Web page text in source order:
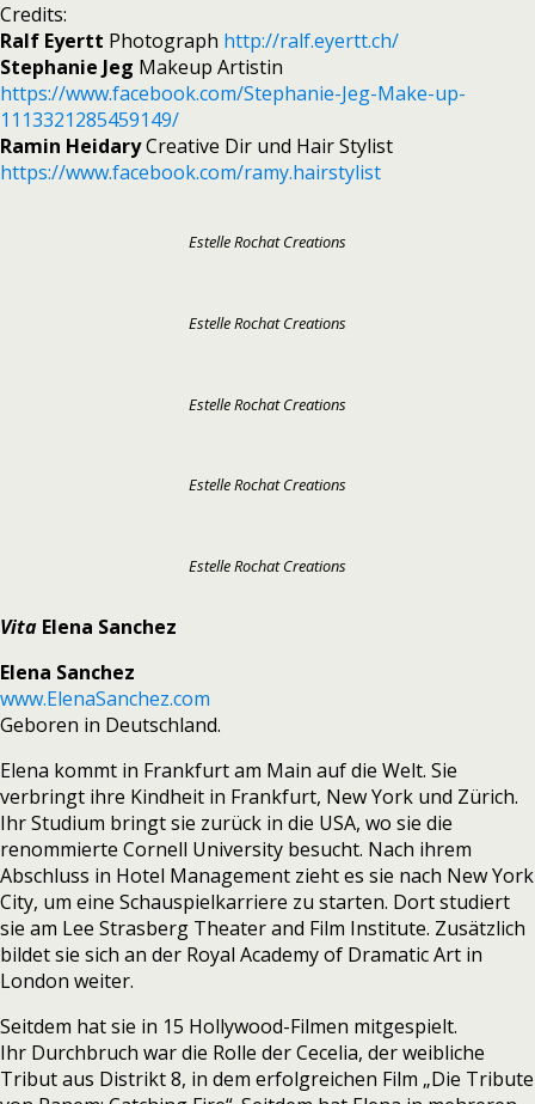
Credits:
Ralf Eyertt Photograph http://ralf.eyertt.ch/
Stephanie Jeg Makeup Artistin
https://www.facebook.com/Stephanie-Jeg-Make-up-
1113321285459149/
Ramin HeidaryCreative Dir und Hair Stylist
https://www.facebook.com/ramy.hairstylist
Estelle Rochat Creations
Estelle Rochat Creations
Estelle Rochat Creations
Estelle Rochat Creations
Estelle Rochat Creations
Vita Elena Sanchez
Elena Sanchez
www.ElenaSanchez.com
Geboren in Deutschland.
Elena kommt in Frankfurt am Main auf die Welt. Sie
verbringt ihre Kindheit in Frankfurt, New York und Zürich.
Ihr Studium bringt sie zurück in die USA, wo sie die
renommierte Cornell University besucht. Nach ihrem
Abschluss in Hotel Management zieht es sie nach New York
City, um eine Schauspielkarriere zu starten. Dort studiert
sie am Lee Strasberg Theater and Film Institute. Zusätzlich
bildet sie sich an der Royal Academy of Dramatic Art in
London weiter.
Seitdem hat sie in 15 Hollywood-Filmen mitgespielt.
Ihr Durchbruch war die Rolle der Cecelia, der weibliche
Tribut aus Distrikt 8, in dem erfolgreichen Film „Die Tribute